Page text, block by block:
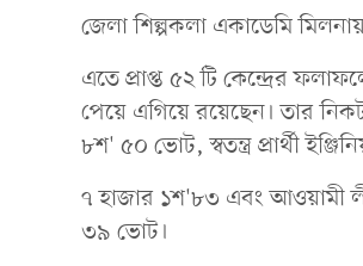
জেলা শিল্পকলা একাডেমি
এতে প্রাপ্ত ৫২ টি কেন্দ্রের
পেয়ে এগিয়ে রয়েছেন। তার
৮শ' ৫০ ভোট, স্বতন্ত্র প্রার্থী
৭ হাজার ১শ'৮৩ এবং আওয়ামী
৩৯ ভোট।